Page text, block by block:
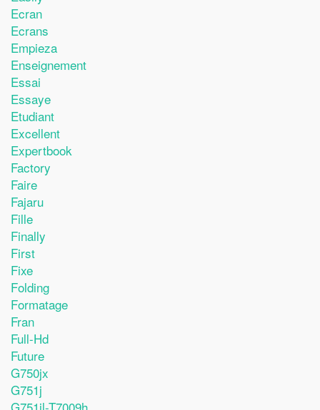
Ecran
Ecrans
Empieza
Enseignement
Essai
Essaye
Etudiant
Excellent
Expertbook
Factory
Faire
Fajaru
Fille
Finally
First
Fixe
Folding
Formatage
Fran
Full-Hd
Future
G750jx
G751j